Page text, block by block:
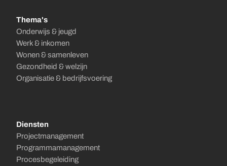
Thema's
Onderwijs & jeugd
Werk & inkomen
Wonen & samenleven
Gezondheid & welzijn
Organisatie & bedrijfsvoering
Diensten
Projectmanagement
Programmamanagement
Procesbegeleiding